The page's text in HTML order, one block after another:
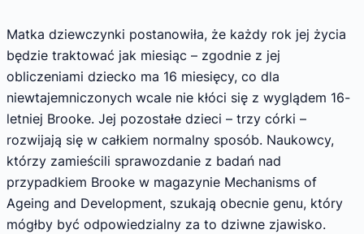
Matka dziewczynki postanowiła, że każdy rok jej życia
będzie traktować jak miesiąc – zgodnie z jej
obliczeniami dziecko ma 16 miesięcy, co dla
niewtajemniczonych wcale nie kłóci się z wyglądem 16-
letniej Brooke. Jej pozostałe dzieci – trzy córki –
rozwijają się w całkiem normalny sposób. Naukowcy,
którzy zamieścili sprawozdanie z badań nad
przypadkiem Brooke w magazynie Mechanisms of
Ageing and Development, szukają obecnie genu, który
mógłby być odpowiedzialny za to dziwne zjawisko.